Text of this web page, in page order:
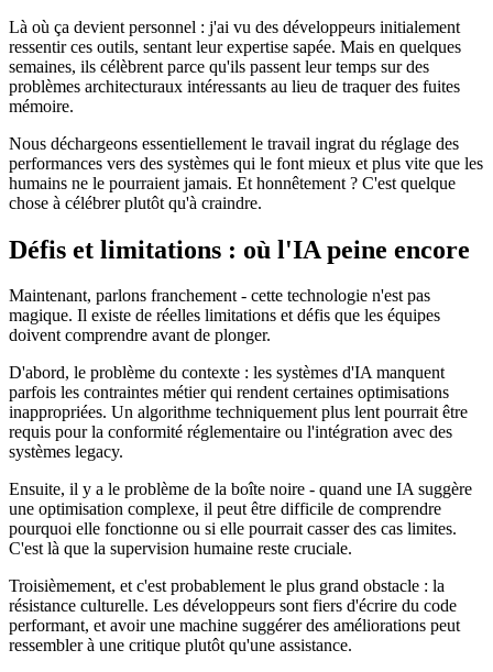
Là où ça devient personnel : j'ai vu des développeurs initialement
ressentir ces outils, sentant leur expertise sapée. Mais en quelques
semaines, ils célèbrent parce qu'ils passent leur temps sur des
problèmes architecturaux intéressants au lieu de traquer des fuites
mémoire.
Nous déchargeons essentiellement le travail ingrat du réglage des
performances vers des systèmes qui le font mieux et plus vite que les
humains ne le pourraient jamais. Et honnêtement ? C'est quelque
chose à célébrer plutôt qu'à craindre.
Défis et limitations : où l'IA peine encore
Maintenant, parlons franchement - cette technologie n'est pas
magique. Il existe de réelles limitations et défis que les équipes
doivent comprendre avant de plonger.
D'abord, le problème du contexte : les systèmes d'IA manquent
parfois les contraintes métier qui rendent certaines optimisations
inappropriées. Un algorithme techniquement plus lent pourrait être
requis pour la conformité réglementaire ou l'intégration avec des
systèmes legacy.
Ensuite, il y a le problème de la boîte noire - quand une IA suggère
une optimisation complexe, il peut être difficile de comprendre
pourquoi elle fonctionne ou si elle pourrait casser des cas limites.
C'est là que la supervision humaine reste cruciale.
Troisièmement, et c'est probablement le plus grand obstacle : la
résistance culturelle. Les développeurs sont fiers d'écrire du code
performant, et avoir une machine suggérer des améliorations peut
ressembler à une critique plutôt qu'une assistance.